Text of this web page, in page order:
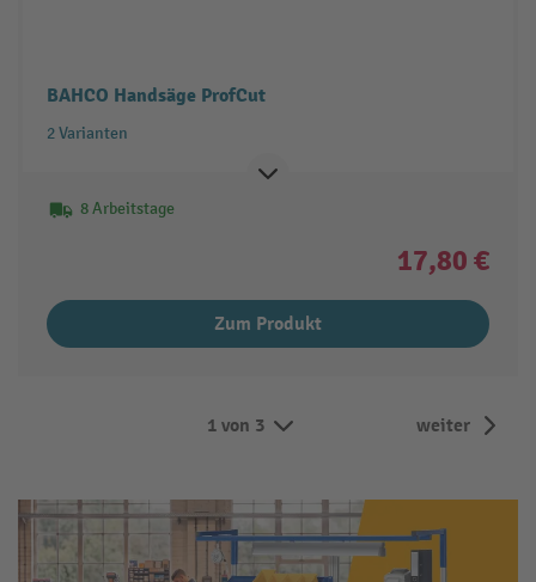
BAHCO Handsäge ProfCut
2 Varianten
8 Arbeitstage
17,80 €
Zum Produkt
1 von 3 weiter